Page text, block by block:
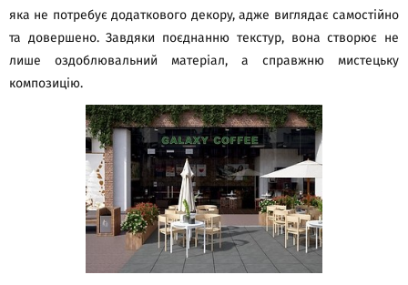
яка не потребує додаткового декору, адже виглядає самостійно
та довершено. Завдяки поєднанню текстур, вона створює не
лише оздоблювальний матеріал, а справжню мистецьку
композицію.